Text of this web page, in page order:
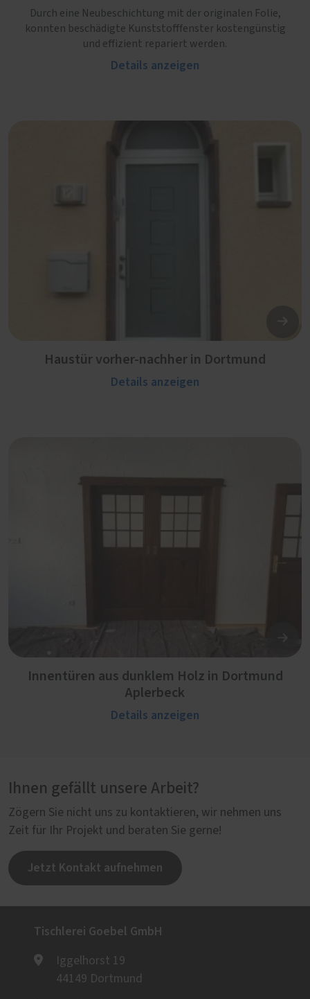
Durch eine Neubeschichtung mit der originalen Folie,
konnten beschädigte Kunststofffenster kostengünstig
und effizient repariert werden.
Details anzeigen
Haustür vorher-nachher in Dortmund
Details anzeigen
Innentüren aus dunklem Holz in Dortmund
Aplerbeck
Details anzeigen
Ihnen gefällt unsere Arbeit?
Zögern Sie nicht uns zu kontaktieren, wir nehmen uns
Zeit für Ihr Projekt und beraten Sie gerne!
Jetzt Kontakt aufnehmen
Tischlerei Goebel GmbH
Iggelhorst 19
44149 Dortmund